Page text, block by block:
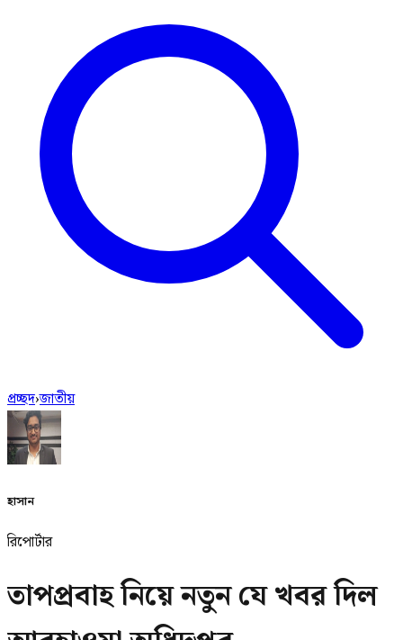
প্রচ্ছদ›জাতীয়
হাসান
রিপোর্টার
তাপপ্রবাহ নিয়ে নতুন যে খবর দিল